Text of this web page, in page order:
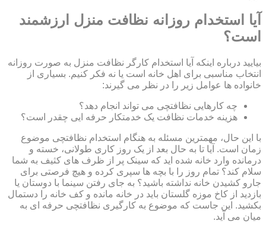
آیا استخدام روزانه نظافت منزل ارزشمند
است؟
بیایید درباره اینکه آیا استخدام کارگر نظافت منزل به صورت روزانه
انتخاب مناسبی برای اهل خانه است یا نه فکر کنیم. بسیاری از
خانواده ها عوامل زیر را در نظر می گیرند:
چه کارهایی نظافتچی می تواند انجام دهد؟
هزینه خدمات نظافت یک خدمتکار حرفه ایی چقدر است؟
با این حال، مهمترین مسئله به هنگام استخدام نظافتچی موضوع
زمان است. آیا تا به حال بعد از یک روز کاری طولانی، خسته و
درمانده وارد خانه شده اید که سینک پر از ظرف های کثیف به شما
سلام کند؟ تمام روز را با بچه ها سپری کرده و هیچ فرصتی برای
جارو کشیدن خانه نداشته باشید؟ به جای رفتن سینما با دوستان یا
بازدید از کاخ موزه گلستان باید در خانه مانده و کف خانه را دستمال
بکشید. این جاست که موضوع به کارگیری نظافتچی حرفه ای به
میان می آید.